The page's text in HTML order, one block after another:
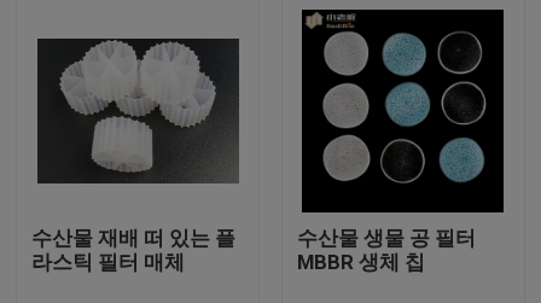
제품
회사 소개
공장 여행
수산물 재배 떠 있는 플
라스틱 필터 매체
수산물 생물 공 필터
MBBR 생체 칩